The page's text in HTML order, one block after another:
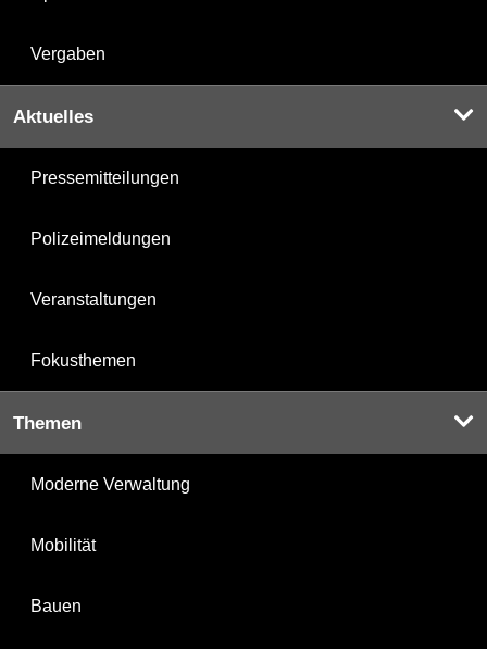
Vergaben
Aktuelles
Pressemitteilungen
Polizeimeldungen
Veranstaltungen
Fokusthemen
Themen
Moderne Verwaltung
Mobilität
Bauen